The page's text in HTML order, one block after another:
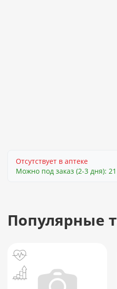
Отсутствует в аптеке
Можно под заказ (2-3 дня):
Популярные